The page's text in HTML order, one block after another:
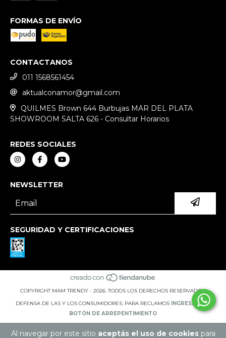
Al navegar por este sitio aceptás el uso de cookiespara
FORMAS DE ENVÍO
CONTACTANOS
011 1568561454
aktualconamor@gmail.com
QUILMES Brown 644 Burbujas MAR DEL PLATA
SHOWROOM SALTA 626 - Consultar Horarios
REDES SOCIALES
NEWSLETTER
SEGURIDAD Y CERTIFICACIONES
COPYRIGHT MAM TRENDY - 2026. TODOS LOS DERECHOS RESERVADOS.
DEFENSA DE LAS Y LOS CONSUMIDORES. PARA RECLAMOS
INGRESÁ ACÁ.
BOTÓN DE ARREPENTIMIENTO